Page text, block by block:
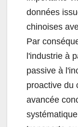
données
chinoises
Par
l'industrie à
passive à
proactive du
avancée